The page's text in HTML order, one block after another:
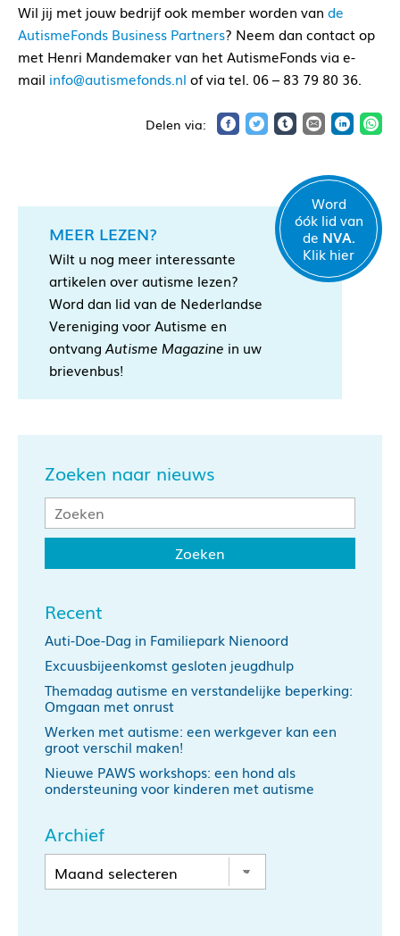
Wil jij met jouw bedrijf ook member worden van de
AutismeFonds Business Partners? Neem dan contact op
met Henri Mandemaker van het AutismeFonds via e-
mail info@autismefonds.nl of via tel. 06 – 83 79 80 36.
MEER LEZEN?
Wilt u nog meer interessante
artikelen over autisme lezen?
Word dan lid van de Nederlandse
Vereniging voor Autisme en
ontvang Autisme Magazine in uw
brievenbus!
Word
óók lid van
de NVA.
Klik hier
Zoeken naar nieuws
Recent
Auti-Doe-Dag in Familiepark Nienoord
Excuusbijeenkomst gesloten jeugdhulp
Themadag autisme en verstandelijke beperking:
Omgaan met onrust
Werken met autisme: een werkgever kan een
groot verschil maken!
Nieuwe PAWS workshops: een hond als
ondersteuning voor kinderen met autisme
Archief